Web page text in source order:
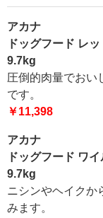
アカナ
ドッグフード レ
9.7kg
圧倒的肉量でおい
です。
￥11,398
アカナ
ドッグフード ワ
9.7kg
ニシンやヘイクか
みます。